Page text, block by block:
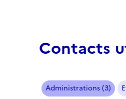
Contacts
Administrations (3)